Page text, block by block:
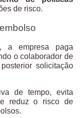
de risco.
a empresa paga
o colaborador de
solicitação
de tempo, evita
reduz o risco de